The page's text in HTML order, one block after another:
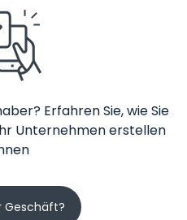
Erfahren Sie, wie Sie
Unternehmen erstellen
Geschäft?